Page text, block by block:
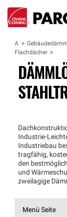
Anwendungen
Flachdächer
Industrie-
Industriebau
tragfähig,
den
und
zweilagige
Menü Seite